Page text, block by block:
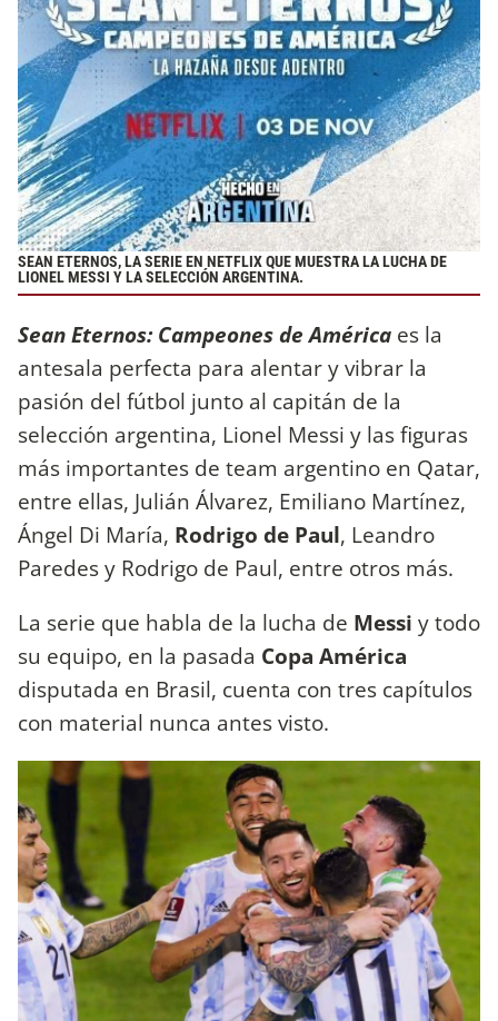
SEAN ETERNOS, LA SERIE EN NETFLIX QUE MUESTRA LA LUCHA DE
LIONEL MESSI Y LA SELECCIÓN ARGENTINA.
Sean Eternos: Campeones de América es la
antesala perfecta para alentar y vibrar la
pasión del fútbol junto al capitán de la
selección argentina, Lionel Messi y las figuras
más importantes de team argentino en Qatar,
entre ellas, Julián Álvarez, Emiliano Martínez,
Ángel Di María, Rodrigo de Paul, Leandro
Paredes y Rodrigo de Paul, entre otros más.
La serie que habla de la lucha de Messi y todo
su equipo, en la pasada Copa América
disputada en Brasil, cuenta con tres capítulos
con material nunca antes visto.